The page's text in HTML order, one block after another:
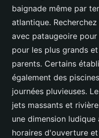
baignade même par
atlantique.
avec pataugeoire
pour les plus grands
parents. Certains
également des
journées pluvieuses.
jets massants et
une dimension
horaires d'ouverture